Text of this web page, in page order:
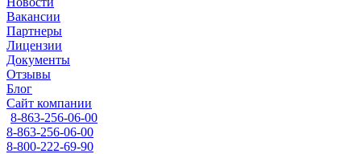
Вакансии
Партнеры
Лицензии
Документы
Отзывы
Блог
Сайт компании
8-863-256-06-00
8-863-256-06-00
8-800-222-69-90